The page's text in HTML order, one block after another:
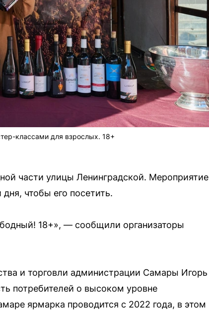
классами для взрослых. 18+
части улицы Ленинградской. Мероприятие
чтобы его посетить.
18+», — сообщили организаторы
и торговли администрации Самары Игорь
потребителей о высоком уровне
ярмарка проводится с 2022 года, в этом